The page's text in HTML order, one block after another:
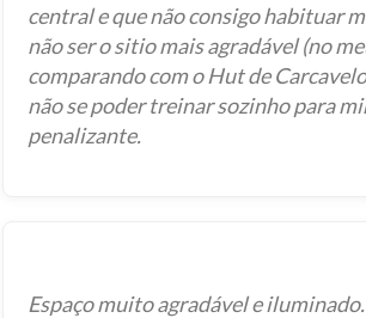
central e que não consigo habituar
não ser o sitio mais agradável (no
comparando com o Hut de
não se poder treinar sozinho para
penalizante.
Espaço muito agradável e